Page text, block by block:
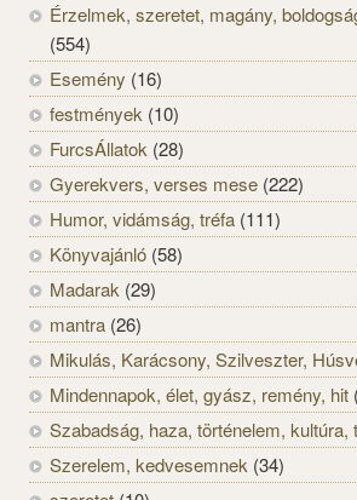
Érzelmek, szeretet, magány,
(554)
Esemény (16)
festmények (10)
FurcsÁllatok (28)
Gyerekvers, verses mese (222)
Humor, vidámság, tréfa (111)
Könyvajánló (58)
Madarak (29)
mantra (26)
Mikulás, Karácsony, Szilveszter,
Mindennapok, élet, gyász, remény, hit
Szabadság, haza, történelem, kultúra,
Szerelem, kedvesemnek (34)